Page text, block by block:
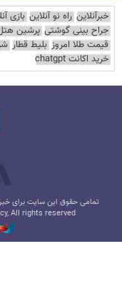
خبرآنلاین راه نو آنلاین بازی
جراح بینی گوشتی پرشین
قیمت طلا امروز بلیط قطار
خرید اکانت chatgpt
تمامی حقوق این سایت برای
All rights reserved